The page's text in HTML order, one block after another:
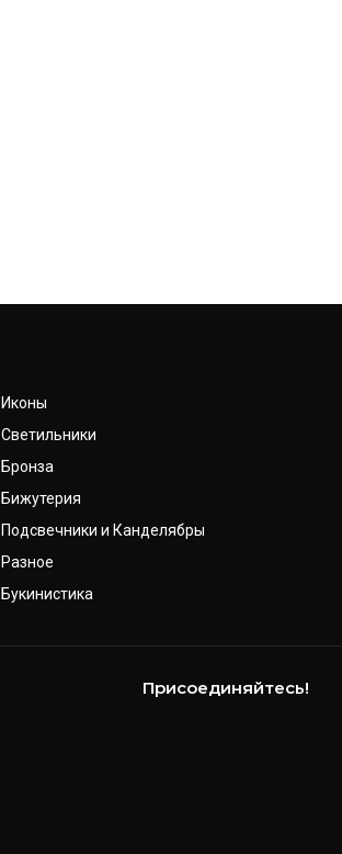
Иконы
Светильники
Бронза
Бижутерия
Подсвечники и Канделябры
Разное
Букинистика
Присоединяйтесь!